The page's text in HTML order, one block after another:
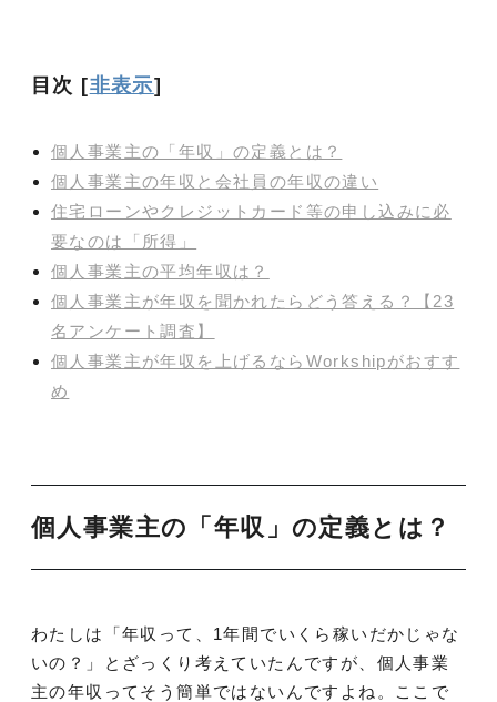
目次 [非表示]
個人事業主の「年収」の定義とは？
個人事業主の年収と会社員の年収の違い
住宅ローンやクレジットカード等の申し込みに必
要なのは「所得」
個人事業主の平均年収は？
個人事業主が年収を聞かれたらどう答える？【23
名アンケート調査】
個人事業主が年収を上げるならWorkshipがおすす
め
個人事業主の「年収」の定義とは？
わたしは「年収って、1年間でいくら稼いだかじゃな
いの？」とざっくり考えていたんですが、個人事業
主の年収ってそう簡単ではないんですよね。ここで